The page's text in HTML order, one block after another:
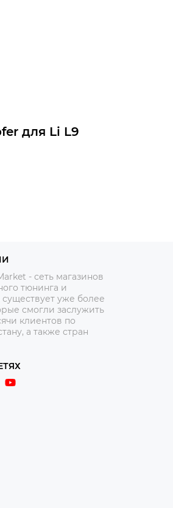
для Li L9
- сеть магазинов
тюнинга и
существует уже более
смогли заслужить
клиентов по
а также стран